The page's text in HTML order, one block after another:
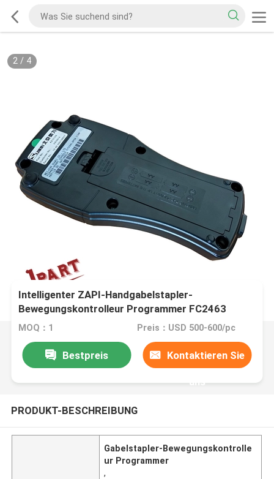
2/ 4
Intelligenter ZAPI-Handgabelstapler-
Bewegungskontrolleur Programmer FC2463
MOQ：1 Preis：USD 500-600/pc
Bestpreis Kontaktieren Sie
uns
PRODUKT-BESCHREIBUNG
Gabelstapler-Bewegungskontrolle
ur Programmer
,